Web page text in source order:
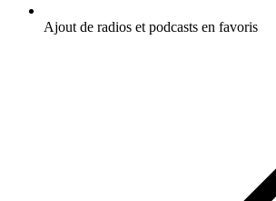
Ajout de radios et podcasts en favoris